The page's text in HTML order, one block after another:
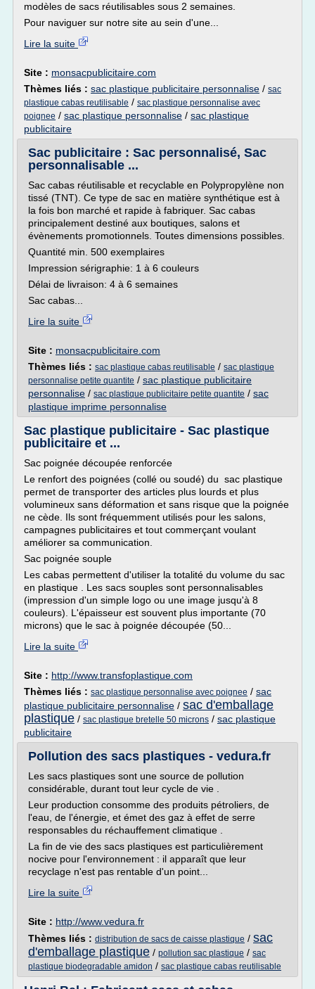
modèles de sacs réutilisables sous 2 semaines.
Pour naviguer sur notre site au sein d'une...
Lire la suite
Site : monsacpublicitaire.com
Thèmes liés : sac plastique publicitaire personnalise / sac
plastique cabas reutilisable / sac plastique personnalise avec
poignee / sac plastique personnalise / sac plastique
publicitaire
Sac publicitaire : Sac personnalisé, Sac
personnalisable ...
Sac cabas réutilisable et recyclable en Polypropylène non
tissé (TNT). Ce type de sac en matière synthétique est à
la fois bon marché et rapide à fabriquer. Sac cabas
principalement destiné aux boutiques, salons et
évènements promotionnels. Toutes dimensions possibles.
Quantité min. 500 exemplaires
Impression sérigraphie: 1 à 6 couleurs
Délai de livraison: 4 à 6 semaines
Sac cabas...
Lire la suite
Site : monsacpublicitaire.com
Thèmes liés : sac plastique cabas reutilisable / sac plastique
personnalise petite quantite / sac plastique publicitaire
personnalise / sac plastique publicitaire petite quantite / sac
plastique imprime personnalise
Sac plastique publicitaire - Sac plastique
publicitaire et ...
Sac poignée découpée renforcée
Le renfort des poignées (collé ou soudé) du sac plastique
permet de transporter des articles plus lourds et plus
volumineux sans déformation et sans risque que la poignée
ne cède. Ils sont fréquemment utilisés pour les salons,
campagnes publicitaires et tout commerçant voulant
améliorer sa communication.
Sac poignée souple
Les cabas permettent d'utiliser la totalité du volume du sac
en plastique . Les sacs souples sont personnalisables
(impression d'un simple logo ou une image jusqu'à 8
couleurs). L'épaisseur est souvent plus importante (70
microns) que le sac à poignée découpée (50...
Lire la suite
Site : http://www.transfoplastique.com
Thèmes liés : sac plastique personnalise avec poignee / sac
plastique publicitaire personnalise / sac d'emballage
plastique / sac plastique bretelle 50 microns / sac plastique
publicitaire
Pollution des sacs plastiques - vedura.fr
Les sacs plastiques sont une source de pollution
considérable, durant tout leur cycle de vie .
Leur production consomme des produits pétroliers, de
l'eau, de l'énergie, et émet des gaz à effet de serre
responsables du réchauffement climatique .
La fin de vie des sacs plastiques est particulièrement
nocive pour l'environnement : il apparaît que leur
recyclage n'est pas rentable d'un point...
Lire la suite
Site : http://www.vedura.fr
Thèmes liés : distribution de sacs de caisse plastique / sac
d'emballage plastique / pollution sac plastique / sac
plastique biodegradable amidon / sac plastique cabas reutilisable